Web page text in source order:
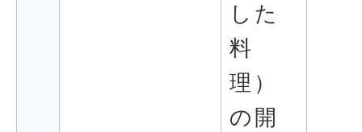
した
料
理）
の開